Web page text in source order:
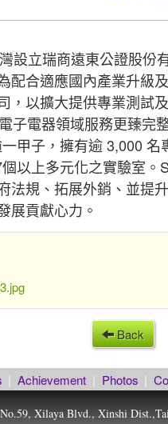
設立瑞商遠東公證股份
配合適應國內產業升級
，以擴大提供專業測試
子電器領域服務更臻完
甲子，擁有逾 3,000
以上多元化之實驗室
法規、拓展外銷、並提
展貢獻心力。
Back
| Achievement | Photos |
Xilaya Blvd., Xinshi